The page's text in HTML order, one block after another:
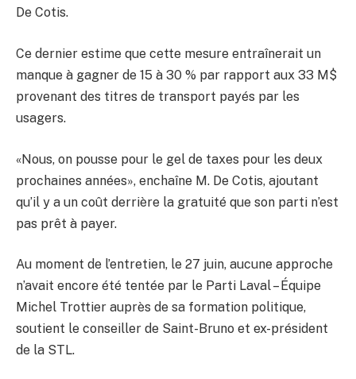
De Cotis.
Ce dernier estime que cette mesure entraînerait un
manque à gagner de 15 à 30 % par rapport aux 33 M$
provenant des titres de transport payés par les
usagers.
«Nous, on pousse pour le gel de taxes pour les deux
prochaines années», enchaîne M. De Cotis, ajoutant
qu’il y a un coût derrière la gratuité que son parti n’est
pas prêt à payer.
Au moment de l’entretien, le 27 juin, aucune approche
n’avait encore été tentée par le Parti Laval – Équipe
Michel Trottier auprès de sa formation politique,
soutient le conseiller de Saint-Bruno et ex-président
de la STL.